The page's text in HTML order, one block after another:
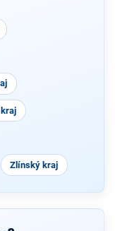
Zlínský kraj